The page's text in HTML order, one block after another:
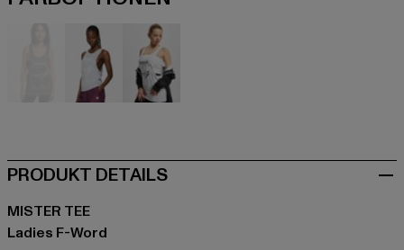
PRODUKT DETAILS
MISTER TEE
Ladies F-Word